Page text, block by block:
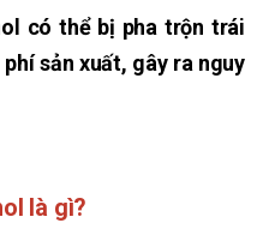
có thể bị pha trộn trái
sản xuất, gây ra nguy
là gì?